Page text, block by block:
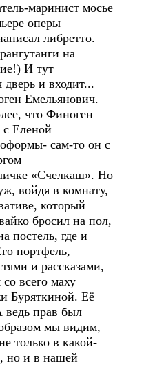
маринист мосье
оперы
либретто.
на
И тут
и входит...
Емельянович.
что Финоген
с Еленой
сам-то он с
«Счелкаш». Но
войдя в комнату,
который
бросил на пол,
постель, где и
портфель,
и рассказами,
со всего маху
Буряткиной. Её
ведь прав был
мы видим,
только в какой-
но и в нашей